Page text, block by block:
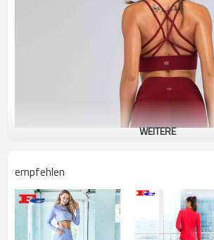
WEITERE
empfehlen